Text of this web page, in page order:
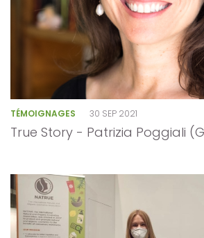
TÉMOIGNAGES 30 SEP 2021
True Story - Patrizia Poggiali